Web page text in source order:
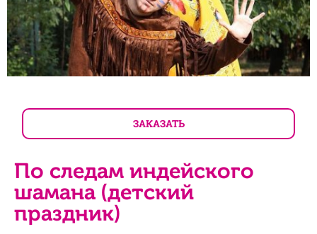
ЗАКАЗАТЬ
По следам индейского
шамана (детский
праздник)